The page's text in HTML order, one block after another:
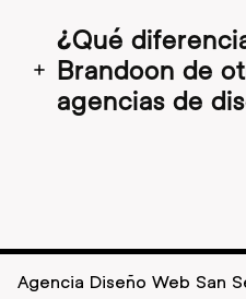
¿Qué
Brandoon de
agencias de
Agencia Diseño Web San